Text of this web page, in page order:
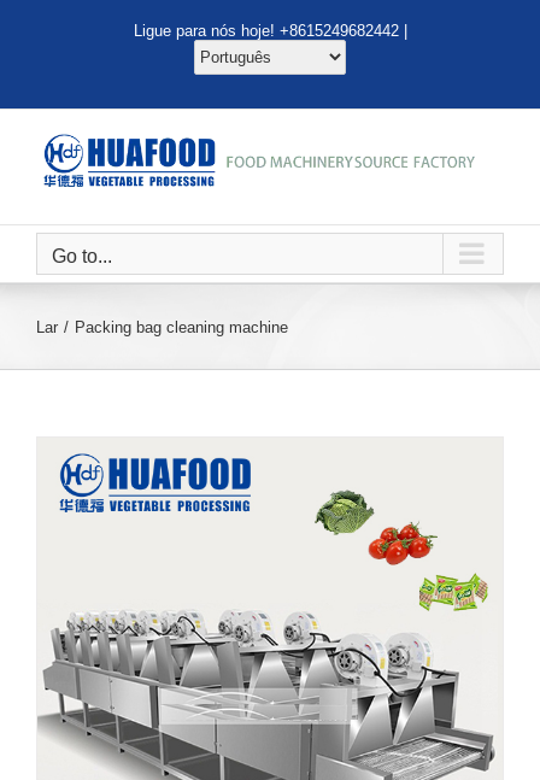
conteúdo
Ligue para nós hoje! +8615249682442 |
Go to...
Lar Packing bag cleaning machine